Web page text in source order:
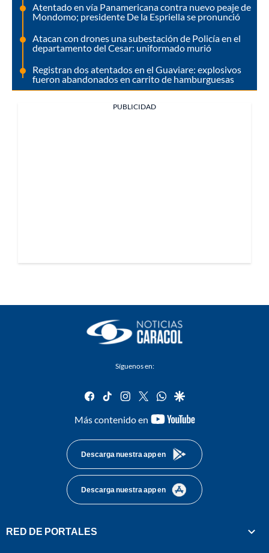
Atentado en vía Panamericana contra nuevo peaje de
Mondomo; presidente De la Espriella se pronunció
Atacan con drones una subestación de Policía en el
departamento del Cesar: uniformado murió
Registran dos atentados en el Guaviare: explosivos
fueron abandonados en carrito de hamburguesas
PUBLICIDAD
Síguenos en:
facebook
tiktok instagram
twitterwhatsapp
google
Más contenido en
youtube-
Descarga nuestra app en
Descarga nuestra app en
RED DE PORTALES